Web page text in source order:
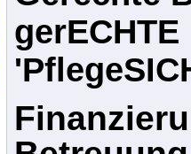
Gerechte
gerECHTE